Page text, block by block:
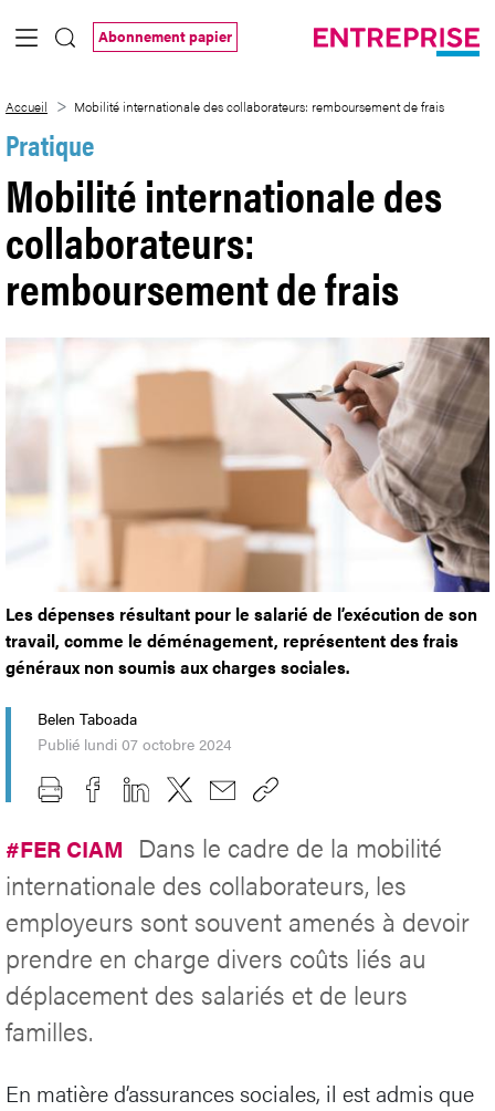
Saut au contenu principal
Abonnement papier
Accueil Mobilité internationale des collaborateurs: remboursement de frais
Pratique
Mobilité internationale des
collaborateurs:
remboursement de frais
Les dépenses résultant pour le salarié de l’exécution de son
travail, comme le déménagement, représentent des frais
généraux non soumis aux charges sociales.
Belen Taboada
Publié lundi 07 octobre 2024
#FER CIAM Dans le cadre de la mobilité
internationale des collaborateurs, les
employeurs sont souvent amenés à devoir
prendre en charge divers coûts liés au
déplacement des salariés et de leurs
familles.
En matière d’assurances sociales, il est admis que